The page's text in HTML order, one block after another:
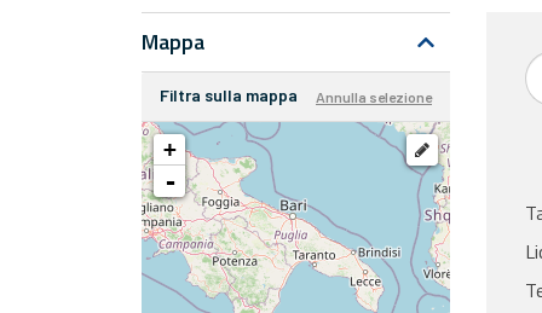
Mappa
Filtra sulla mappa Annulla selezione
+
-